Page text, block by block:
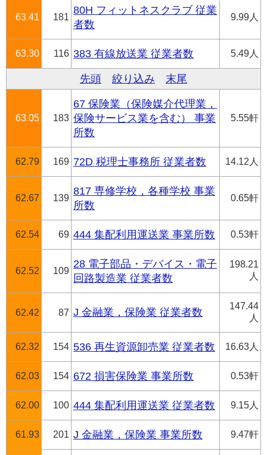
63.41 181
80H フィットネスクラブ 従業
者数
9.99人
63.30 116 383 有線放送業 従業者数 5.49人
先頭 絞り込み 末尾
63.05 183
67 保険業（保険媒介代理業，
保険サービス業を含む） 事業
所数
5.55軒
62.79 169 72D 税理士事務所 従業者数 14.12人
62.67 139
817 専修学校，各種学校 事業
所数
0.65軒
62.54 69 444 集配利用運送業 事業所数 0.53軒
62.52 109
28 電子部品・デバイス・電子
回路製造業 従業者数
198.21
人
62.42 87 J 金融業，保険業 従業者数
147.44
人
62.32 154 536 再生資源卸売業 従業者数 16.63人
62.03 154 672 損害保険業 事業所数 0.53軒
62.00 100 444 集配利用運送業 従業者数 9.15人
61.93 201 J 金融業，保険業 事業所数 9.47軒